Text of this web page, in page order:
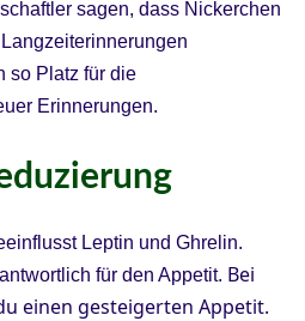
sagen, dass Nickerchen
so Platz für die
Erinnerungen.
Leptin und Ghrelin.
für den Appetit. Bei
einen gesteigerten Appetit.